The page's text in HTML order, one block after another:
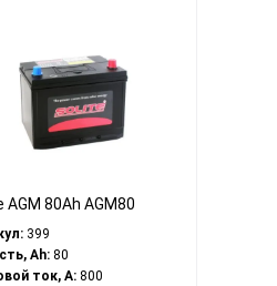
AGM 80Ah AGM80
399
Ah:80
ток, A:800